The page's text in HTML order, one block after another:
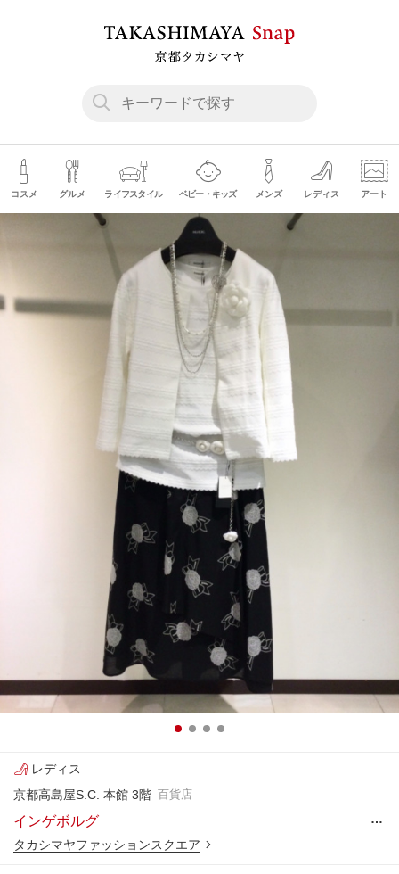
コスメ グルメ ライフスタイル ベビー・キッズ メンズ レディス アート
レディス
京都高島屋S.C. 本館 3階 百貨店
インゲボルグ
…
タカシマヤファッションスクエア